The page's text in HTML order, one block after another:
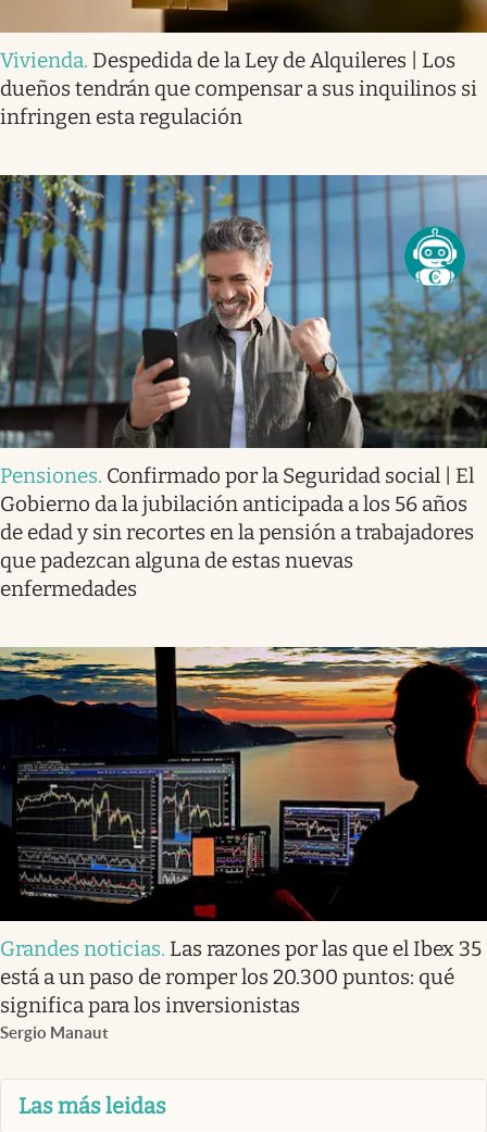
Vivienda. Despedida de la Ley de Alquileres | Los
dueños tendrán que compensar a sus inquilinos si
infringen esta regulación
Pensiones. Confirmado por la Seguridad social | El
Gobierno da la jubilación anticipada a los 56 años
de edad y sin recortes en la pensión a trabajadores
que padezcan alguna de estas nuevas
enfermedades
Grandes noticias. Las razones por las que el Ibex 35
está a un paso de romper los 20.300 puntos: qué
significa para los inversionistas
Sergio Manaut
Las más leidas